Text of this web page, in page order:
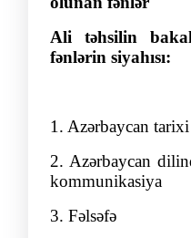
Ali təhsilin
fənlərin siyahısı:
1. Azərbaycan tarixi
2. Azərbaycan
kommunikasiya
3. Fəlsəfə